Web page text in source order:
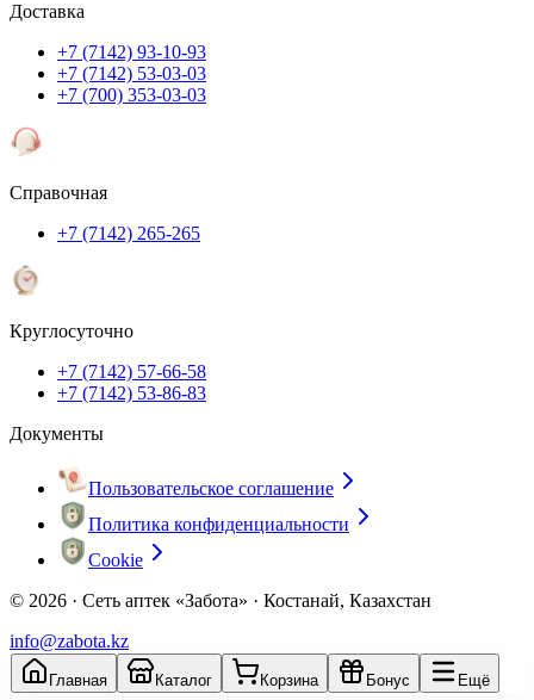
Доставка
+7 (7142) 93-10-93
+7 (7142) 53-03-03
+7 (700) 353-03-03
Справочная
+7 (7142) 265-265
Круглосуточно
+7 (7142) 57-66-58
+7 (7142) 53-86-83
Документы
Пользовательское соглашение
Политика конфиденциальности
Cookie
© 2026 · Сеть аптек «Забота» · Костанай, Казахстан
info@zabota.kz
Главная Каталог Корзина Бонус Ещё